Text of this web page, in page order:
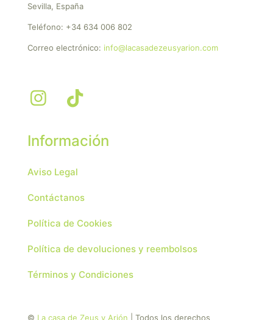
Sevilla, España
Teléfono: +34 634 006 802
Correo electrónico: info@lacasadezeusyarion.com
Información
Aviso Legal
Contáctanos
Política de Cookies
Política de devoluciones y reembolsos
Términos y Condiciones
© La casa de Zeus y Arión | Todos los derechos